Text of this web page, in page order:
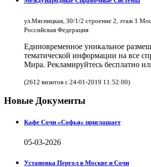
ул.Мясницкая, 30/1/2 строение 2, этаж 1
Российская Федерация
Единовременное уникальное
тематической информации на все
Мира. Рекламируйтесь бесплатно
(2612 визитов с 24-01-2019 11:52:00)
Новые Документы
Кафе Сочи «Софья» приглашает
05-03-2026
Установка Пергол в Москве и Сочи